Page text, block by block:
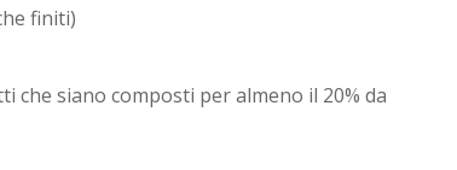
finiti)
che siano composti per almeno il 20% da